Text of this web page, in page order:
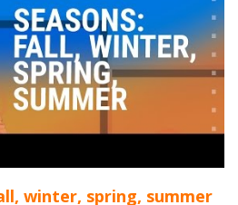
winter, spring, summer